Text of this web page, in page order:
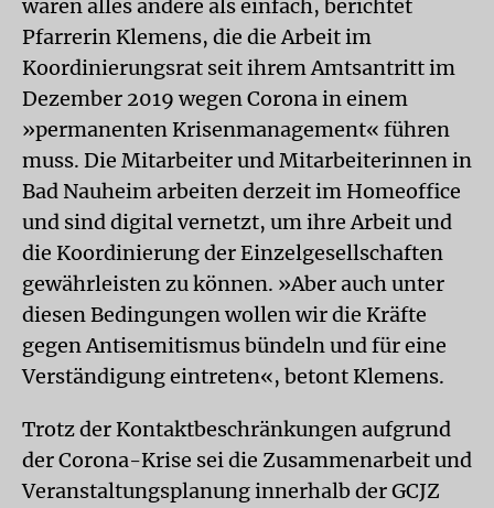
waren alles andere als einfach, berichtet
Pfarrerin Klemens, die die Arbeit im
Koordinierungsrat seit ihrem Amtsantritt im
Dezember 2019 wegen Corona in einem
»permanenten Krisenmanagement« führen
muss. Die Mitarbeiter und Mitarbeiterinnen in
Bad Nauheim arbeiten derzeit im Homeoffice
und sind digital vernetzt, um ihre Arbeit und
die Koordinierung der Einzelgesellschaften
gewährleisten zu können. »Aber auch unter
diesen Bedingungen wollen wir die Kräfte
gegen Antisemitismus bündeln und für eine
Verständigung eintreten«, betont Klemens.
Trotz der Kontaktbeschränkungen aufgrund
der Corona-Krise sei die Zusammenarbeit und
Veranstaltungsplanung innerhalb der GCJZ